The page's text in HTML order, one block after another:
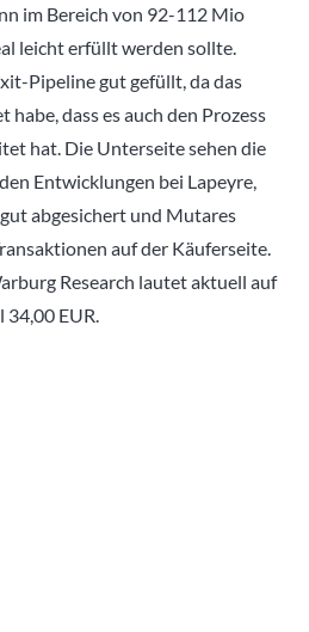
im Bereich von 92-112 Mio
leicht erfüllt werden sollte.
Pipeline gut gefüllt, da das
dass es auch den Prozess
hat. Die Unterseite sehen die
Entwicklungen bei Lapeyre,
abgesichert und Mutares
auf der Käuferseite.
Research lautet aktuell auf
34,00 EUR.